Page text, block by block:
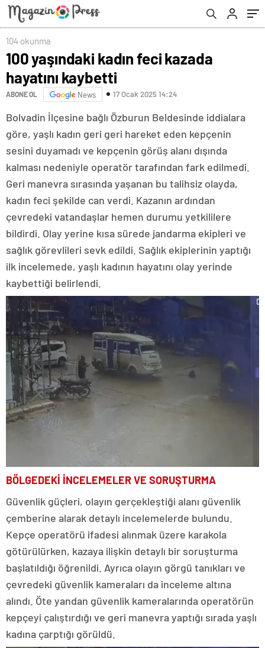
104 okunma
100 yaşındaki kadın feci kazada
hayatını kaybetti
ABONE OL News 17 Ocak 2025 14:24
Bolvadin İlçesine bağlı Özburun Beldesinde iddialara
göre, yaşlı kadın geri geri hareket eden kepçenin
sesini duyamadı ve kepçenin görüş alanı dışında
kalması nedeniyle operatör tarafından fark edilmedi.
Geri manevra sırasında yaşanan bu talihsiz olayda,
kadın feci şekilde can verdi. Kazanın ardından
çevredeki vatandaşlar hemen durumu yetkililere
bildirdi. Olay yerine kısa sürede jandarma ekipleri ve
sağlık görevlileri sevk edildi. Sağlık ekiplerinin yaptığı
ilk incelemede, yaşlı kadının hayatını olay yerinde
kaybettiği belirlendi.
BÖLGEDEKİ İNCELEMELER VE SORUŞTURMA
Güvenlik güçleri, olayın gerçekleştiği alanı güvenlik
çemberine alarak detaylı incelemelerde bulundu.
Kepçe operatörü ifadesi alınmak üzere karakola
götürülürken, kazaya ilişkin detaylı bir soruşturma
başlatıldığı öğrenildi. Ayrıca olayın görgü tanıkları ve
çevredeki güvenlik kameraları da inceleme altına
alındı. Öte yandan güvenlik kameralarında operatörün
kepçeyi çalıştırdığı ve geri manevra yaptığı sırada yaşlı
kadına çarptığı görüldü.
savaşını kaybetti